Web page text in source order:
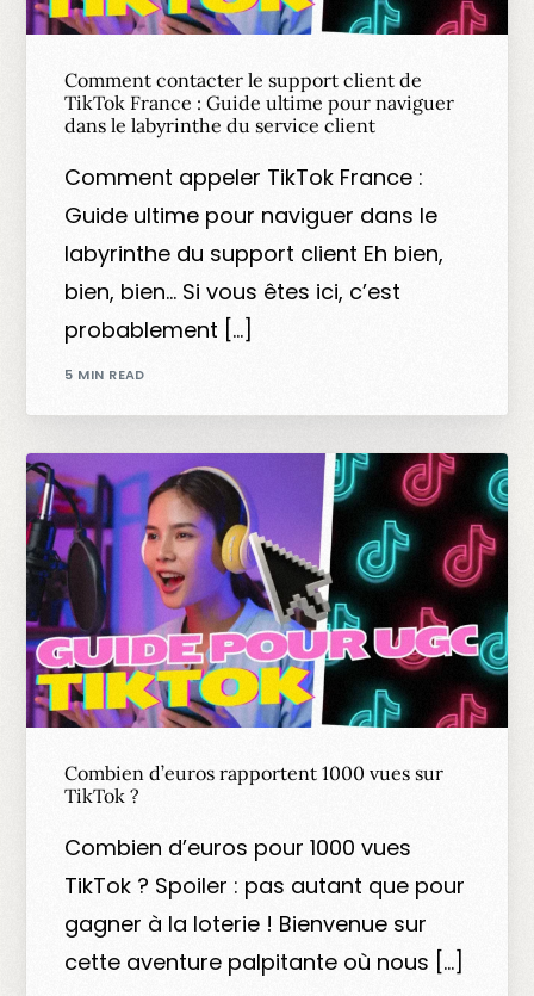
Comment contacter le support client de
TikTok France : Guide ultime pour naviguer
dans le labyrinthe du service client
Comment appeler TikTok France :
Guide ultime pour naviguer dans le
labyrinthe du support client Eh bien,
bien, bien… Si vous êtes ici, c’est
probablement […]
5 MIN READ
Combien d’euros rapportent 1000 vues sur
TikTok ?
Combien d’euros pour 1000 vues
TikTok ? Spoiler : pas autant que pour
gagner à la loterie ! Bienvenue sur
cette aventure palpitante où nous […]